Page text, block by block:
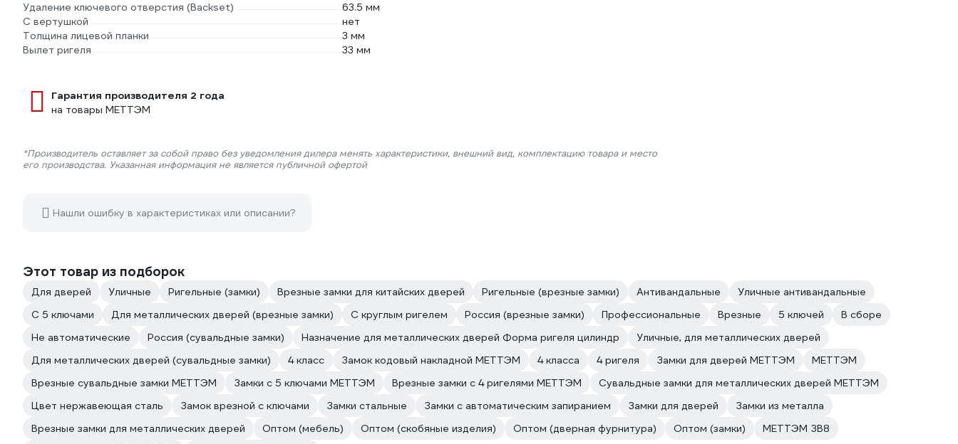
Удаление ключевого отверстия (Backset)
63.5 мм
С вертушкой
нет
Толщина лицевой планки
3 мм
Вылет ригеля
33 мм
Гарантия производителя 2 года
на товары МЕТТЭМ
*Производитель оставляет за собой право без уведомления дилера менять характеристики, внешний вид, комплектацию товара и место
его производства. Указанная информация не является публичной офертой
Нашли ошибку в характеристиках или описании?
Этот товар из подборок
Для дверей Уличные Ригельные (замки) Врезные замки для китайских дверей Ригельные (врезные замки) Антивандальные
Уличные антивандальные
С 5 ключами
Для металлических дверей (врезные замки) С круглым ригелем Россия (врезные замки) Профессиональные Врезные 5 ключей
В сборе
Не автоматические
Россия (сувальдные замки) Назначение для металлических дверей Форма ригеля цилиндр
Уличные, для металлических дверей
Для металлических дверей (сувальдные замки)
4 класс Замок кодовый накладной МЕТТЭМ 4 класса 4 ригеля Замки для дверей МЕТТЭМ
МЕТТЭМ
Врезные сувальдные замки МЕТТЭМ
Замки с 5 ключами МЕТТЭМ Врезные замки с 4 ригелями МЕТТЭМ
Сувальдные замки для металлических дверей МЕТТЭМ
Цвет нержавеющая сталь
Замок врезной с ключами Замки стальные Замки с автоматическим запиранием Замки для дверей
Замки из металла
Врезные замки для металлических дверей
Оптом (мебель) Оптом (скобяные изделия) Оптом (дверная фурнитура) Оптом (замки)
МЕТТЭМ ЗВ8